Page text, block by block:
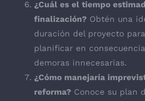
¿Cuál es el tiempo
finalización? Obtén una
duración del proyecto
planificar en
demoras innecesarias.
¿Cómo manejaría
reforma? Conoce su plan